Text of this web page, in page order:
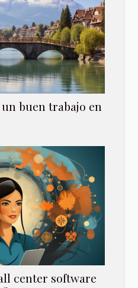
buen trabajo en
center software